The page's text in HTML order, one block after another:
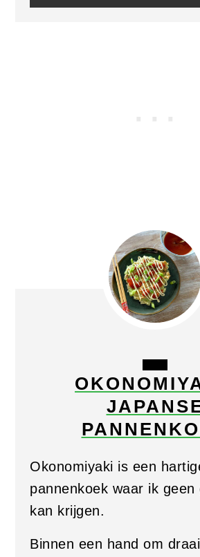
PIN
Okonomiyaki is een
pannenkoek waar ik geen
kan krijgen.
Binnen een hand om